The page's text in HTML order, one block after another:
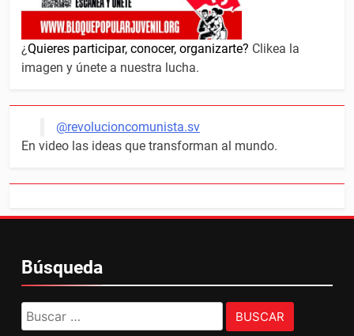
¿Quieres participar, conocer, organizarte? Clikea la
imagen y únete a nuestra lucha.
@revolucioncomunista.sv
En video las ideas que transforman al mundo.
Búsqueda
Buscar: